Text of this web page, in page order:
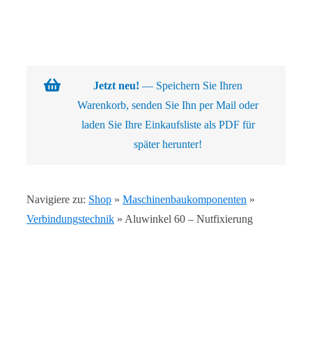
Produkte
Jetzt neu! — Speichern Sie Ihren
Warenkorb, senden Sie Ihn per Mail oder
laden Sie Ihre Einkaufsliste als PDF für
später herunter!
Navigiere zu: Shop» Maschinenbaukomponenten »
Verbindungstechnik» Aluwinkel 60 – Nutfixierung